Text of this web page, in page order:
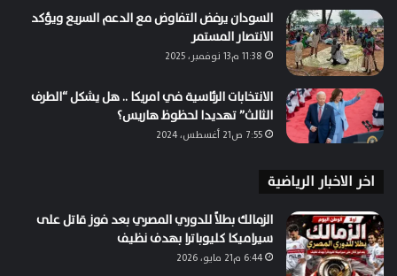
السودان يرفض التفاوض مع الدعم السريع ويؤكد
الانتصار المستمر
11:38 م13 نوفمبر، 2025
الانتخابات الرئاسية في امريكا .. هل يشكل “الطرف
الثالث” تهديدا لحظوظ هاريس؟
7:55 ص21 أغسطس، 2024
اخر الاخبار الرياضية
الزمالك بطلاً للدوري المصري بعد فوز قاتل على
سيراميكا كليوباترا بهدف نظيف
6:44 م21 مايو، 2026